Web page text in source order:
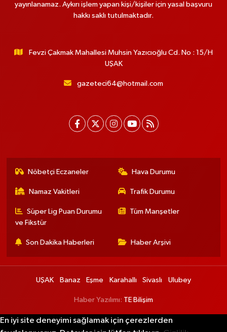
yayınlanamaz. Aykırı işlem yapan kişi/kişiler için yasal başvuru
hakkı saklı tutulmaktadır.
Fevzi Çakmak Mahallesi Muhsin Yazıcıoğlu Cd. No : 15/H
UŞAK
gazeteci64@hotmail.com
Nöbetçi Eczaneler Hava Durumu
Namaz Vakitleri Trafik Durumu
Süper Lig Puan Durumu
ve Fikstür
Tüm Manşetler
Son Dakika Haberleri Haber Arşivi
UŞAK Banaz Eşme Karahallı Sivaslı Ulubey
Haber Yazılımı: TE Bilişim
En iyi site deneyimi sağlamak için çerezlerden